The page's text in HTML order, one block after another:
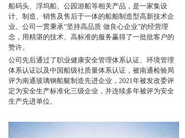
船码头、 浮坞船 、公园游船等相关产品，是一家集设
计、制造、销售及售后于一体的船舶制造型高新技术企
业。公司一贯秉承“坚持高品质 做良心企业”的经营理
念，用精湛的技术、高标准的服务赢得了一批批客户的
赞许。
公司先后通过了职业健康安全管理体系认证、环境管理
体系认证以及中国船级社质量体系认证，被南通检验局
评为南通玻璃钢船艇制造先进企业，2021年被发改委评
定为安全生产标准化三级企业，并连续多年被评为安全
生产先进单位。